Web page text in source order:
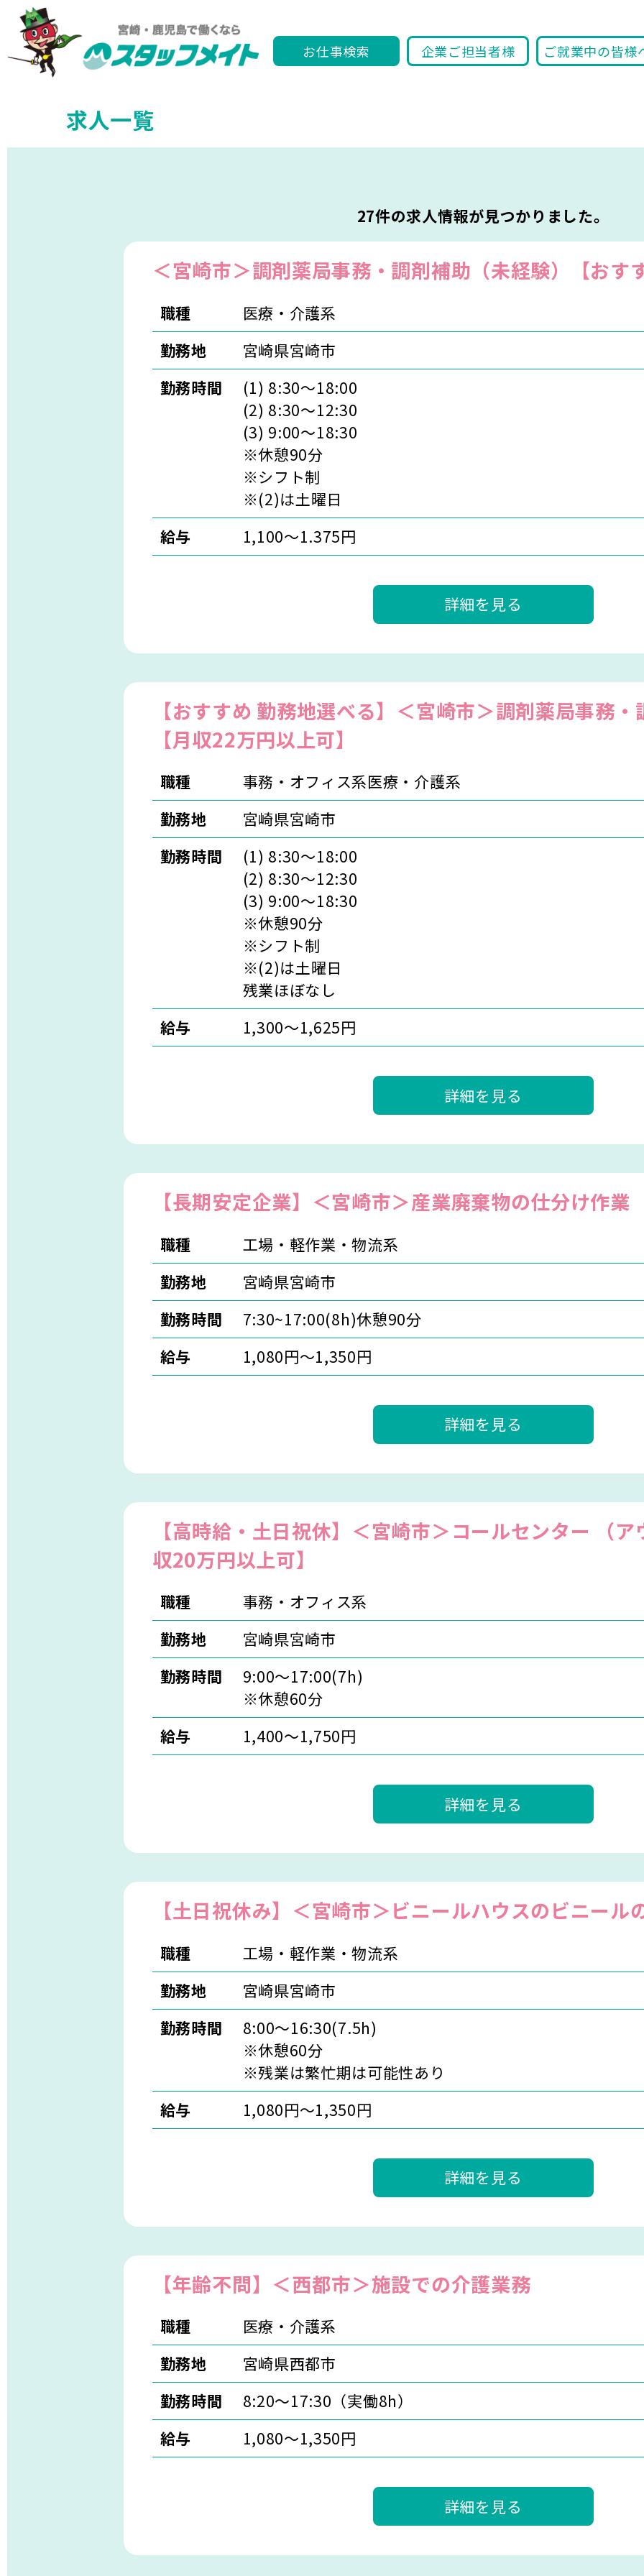
お仕事検索 企業ご担当者様 ご就業中の皆様
求人一覧
27件の求人情報が見つかりました。
＜宮崎市＞調剤薬局事務・調剤補助（未経験）【おす
職種
医療・介護系
勤務地
宮崎県宮崎市
勤務時間
(1) 8:30～18:00
(2) 8:30～12:30
(3) 9:00～18:30
※休憩90分
※シフト制
※(2)は土曜日
給与
1,100〜1.375円
詳細を見る
【おすすめ 勤務地選べる】＜宮崎市＞調剤薬局事務
【月収22万円以上可】
職種
事務・オフィス系医療・介護系
勤務地
宮崎県宮崎市
勤務時間
(1) 8:30～18:00
(2) 8:30～12:30
(3) 9:00～18:30
※休憩90分
※シフト制
※(2)は土曜日
残業ほぼなし
給与
1,300〜1,625円
詳細を見る
【長期安定企業】＜宮崎市＞産業廃棄物の仕分け作業
職種
工場・軽作業・物流系
勤務地
宮崎県宮崎市
勤務時間
7:30~17:00(8h)休憩90分
給与
1,080円～1,350円
詳細を見る
【高時給・土日祝休】＜宮崎市＞コールセンター （
収20万円以上可】
職種
事務・オフィス系
勤務地
宮崎県宮崎市
勤務時間
9:00～17:00(7h)
※休憩60分
給与
1,400〜1,750円
詳細を見る
【土日祝休み】＜宮崎市＞ビニールハウスのビニール
職種
工場・軽作業・物流系
勤務地
宮崎県宮崎市
勤務時間
8:00～16:30(7.5h)
※休憩60分
※残業は繁忙期は可能性あり
給与
1,080円～1,350円
詳細を見る
【年齢不問】＜西都市＞施設での介護業務
職種
医療・介護系
勤務地
宮崎県西都市
勤務時間
8:20～17:30（実働8h）
給与
1,080〜1,350円
詳細を見る